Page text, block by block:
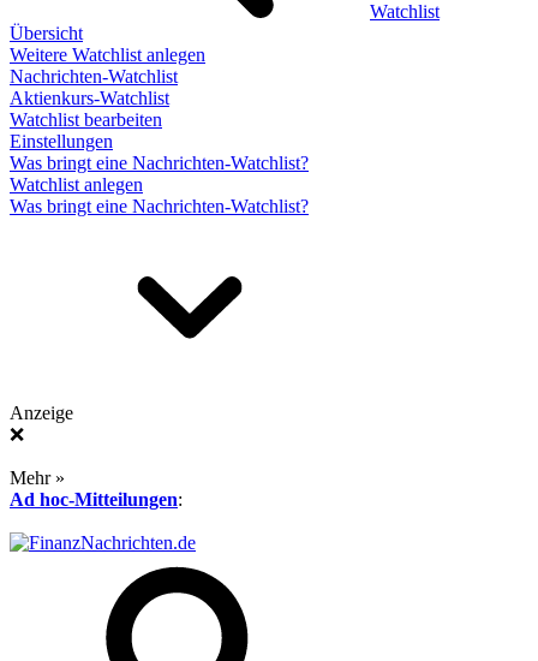
Watchlist
Übersicht
Weitere Watchlist anlegen
Nachrichten-Watchlist
Aktienkurs-Watchlist
Watchlist bearbeiten
Einstellungen
Was bringt eine Nachrichten-Watchlist?
Watchlist anlegen
Was bringt eine Nachrichten-Watchlist?
Anzeige
❌
Mehr »
Ad hoc-Mitteilungen: